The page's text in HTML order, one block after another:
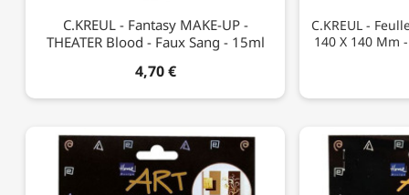
C.KREUL - Fantasy MAKE-UP -
THEATER Blood - Faux Sang - 15ml
4,70 €
C.KREUL -
140 X 140 Mm